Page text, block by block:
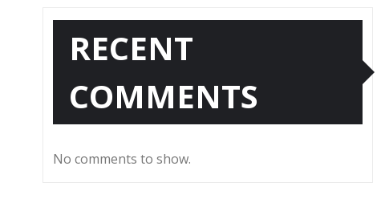
RECENT
COMMENTS
No comments to show.